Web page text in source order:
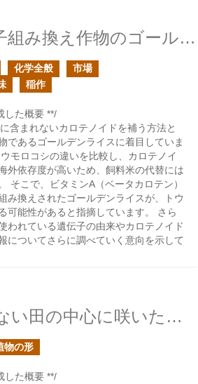
第二世代遺伝子組み換え作物のゴールデンライス
化学全般
市場
稲作
した概要 **/
含まれないカロテノイドを補う方法と
であるゴールデンライスに着目していま
モロコシの違いを比較し、カロテノイ
外依存度が高いため、飼料米の代替には
そこで、ビタミンA（ベータカロテン）
み換えされたゴールデンライスが、トウ
可能性があると指摘しています。 さら
われている遺伝子の由来やカロテノイド
についてさらに調べていく意向を示して
耕作されていない田の中心に咲いた大きな花
物の形
した概要 **/